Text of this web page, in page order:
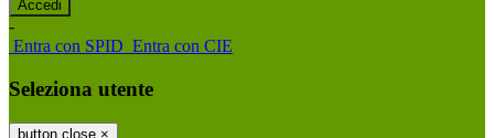
-
Entra con SPID Entra con CIE
Seleziona utente
button close ×